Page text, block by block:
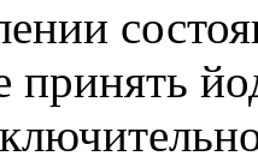
принять